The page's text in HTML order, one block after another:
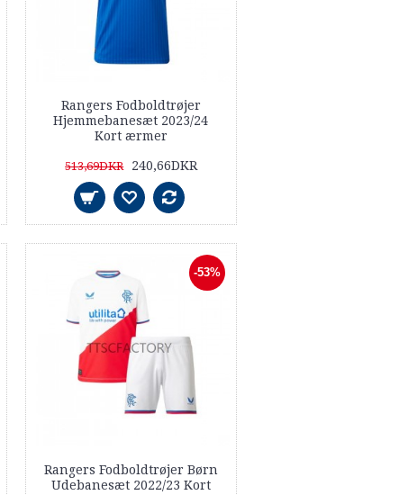
Rangers Fodboldtrøjer
Hjemmebanesæt 2023/24
Kort ærmer
513,69DKR 240,66DKR
-53%
Rangers Fodboldtrøjer Børn
Udebanesæt 2022/23 Kort